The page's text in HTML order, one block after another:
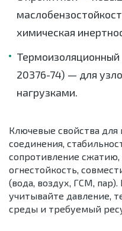
химическая
20376-74) — для
нагрузками.
Ключевые свойства
соединения,
сопротивление сжатию,
огнестойкость,
(вода, воздух, ГСМ,
учитывайте давление,
среды и требуемый